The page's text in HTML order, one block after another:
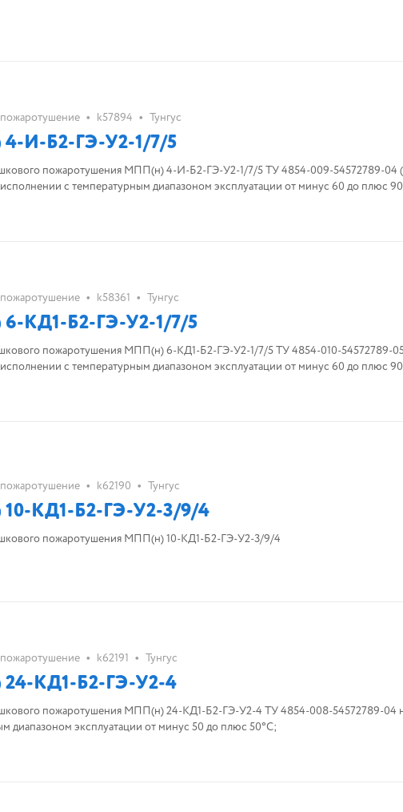
• k57894 • Тунгус
И-Б2-ГЭ-У2-1/7/5
пожаротушения МПП(н) 4-И-Б2-ГЭ-У2-1/7/5 ТУ 4854-009-54572789-04
с температурным диапазоном эксплуатации от минус 60 до плюс
• k58361 • Тунгус
КД1-Б2-ГЭ-У2-1/7/5
пожаротушения МПП(н) 6-КД1-Б2-ГЭ-У2-1/7/5 ТУ 4854-010-54572789-05
с температурным диапазоном эксплуатации от минус 60 до плюс
• k62190 • Тунгус
КД1-Б2-ГЭ-У2-3/9/4
пожаротушения МПП(н) 10-КД1-Б2-ГЭ-У2-3/9/4
• k62191 • Тунгус
КД1-Б2-ГЭ-У2-4
пожаротушения МПП(н) 24-КД1-Б2-ГЭ-У2-4 ТУ 4854-008-54572789-04
диапазоном эксплуатации от минус 50 до плюс 50°С;